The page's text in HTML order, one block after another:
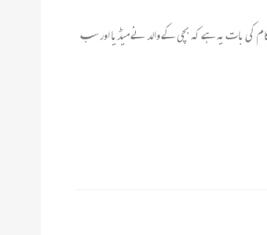
کام کی بات یہ ہے کہ بچی کے والد نے میڈیا اور سب